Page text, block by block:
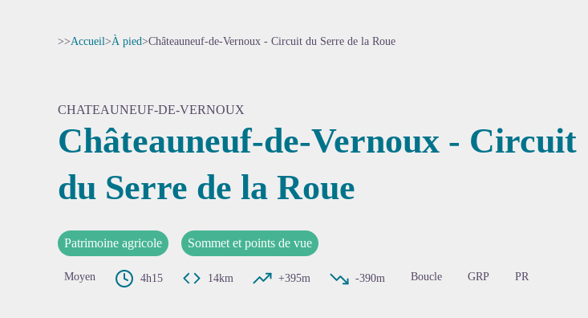
>>Accueil>À pied>Châteauneuf-de-Vernoux - Circuit du Serre de la Roue
CHATEAUNEUF-DE-VERNOUX
Châteauneuf-de-Vernoux - Circuit
du Serre de la Roue
Patrimoine agricole Sommet et points de vue
Moyen 4h15 14km +395m -390m Boucle GRP PR